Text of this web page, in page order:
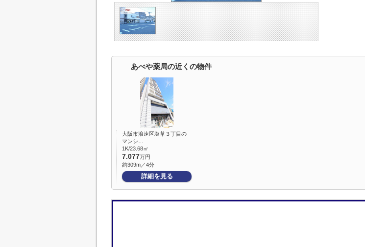
あべや薬局の近くの物件
大阪市浪速区塩草３丁目の
マンシ…
1K/23.68㎡
7.077万円
約309m／4分
詳細を見る